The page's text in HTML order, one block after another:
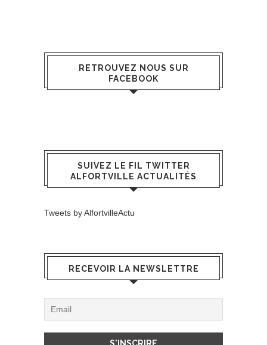
RETROUVEZ NOUS SUR
FACEBOOK
SUIVEZ LE FIL TWITTER
ALFORTVILLE ACTUALITÉS
Tweets by AlfortvilleActu
RECEVOIR LA NEWSLETTRE